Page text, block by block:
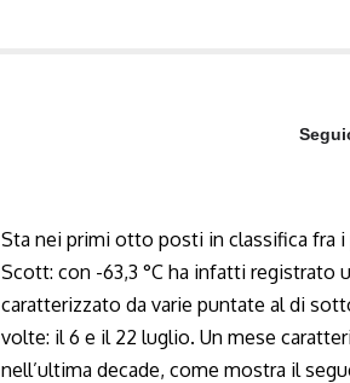
Sta nei primi otto posti in classifica fra
Scott: con -63,3 °C ha infatti registrato
caratterizzato da varie puntate al di
volte: il 6 e il 22 luglio. Un mese
nell’ultima decade, come mostra il